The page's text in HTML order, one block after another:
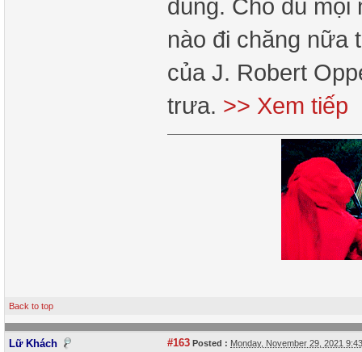
dùng. Cho dù mọi
nào đi chăng nữa
của J. Robert
trưa. >> Xem tiếp
Back to top
Lữ Khách #163 Posted : Monday, November 29, 2021